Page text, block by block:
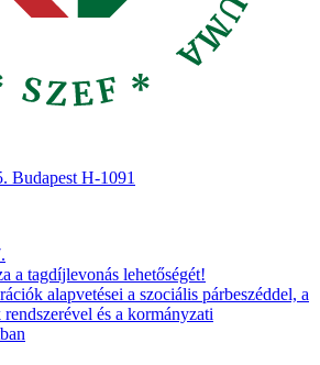
Budapest H-1091
a tagdíjlevonás lehetőségét!
alapvetései a szociális párbeszéddel, a
és a kormányzati